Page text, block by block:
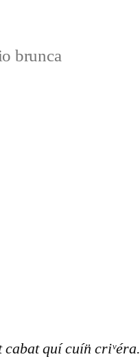
brunca
cabat quí cuín̈ criᵛéra.